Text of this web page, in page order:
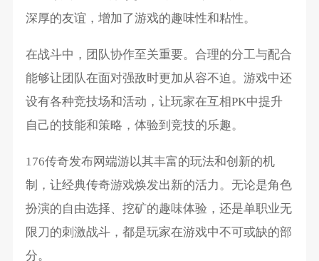
深厚的友谊，增加了游戏的趣味性和粘性。
在战斗中，团队协作至关重要。合理的分工与配合
能够让团队在面对强敌时更加从容不迫。游戏中还
设有各种竞技场和活动，让玩家在互相PK中提升
自己的技能和策略，体验到竞技的乐趣。
176传奇发布网端游以其丰富的玩法和创新的机
制，让经典传奇游戏焕发出新的活力。无论是角色
扮演的自由选择、挖矿的趣味体验，还是单职业无
限刀的刺激战斗，都是玩家在游戏中不可或缺的部
分。